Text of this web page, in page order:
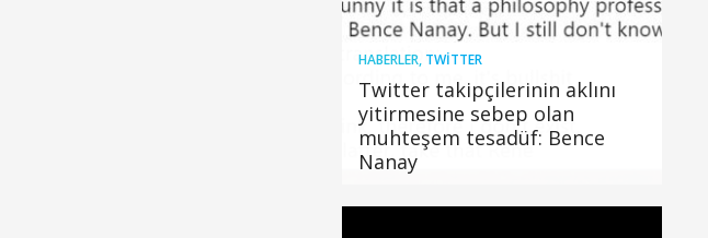
HABERLER, TWITTER
Twitter takipçilerinin aklını
yitirmesine sebep olan
muhteşem tesadüf: Bence
Nanay